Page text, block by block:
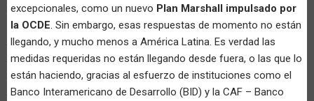
excepcionales, como un nuevo Plan Marshall impulsado por
la OCDE. Sin embargo, esas respuestas de momento no están
llegando, y mucho menos a América Latina. Es verdad las
medidas requeridas no están llegando desde fuera, o las que lo
están haciendo, gracias al esfuerzo de instituciones como el
Banco Interamericano de Desarrollo (BID) y la CAF – Banco